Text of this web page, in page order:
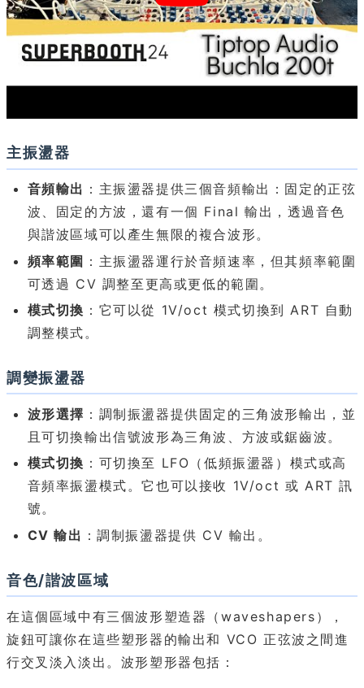
主振盪器
音頻輸出 ：主振盪器提供三個音頻輸出：固定的正弦
波、固定的方波，還有一個 Final 輸出，透過音色
與諧波區域可以產生無限的複合波形。
頻率範圍 ：主振盪器運行於音頻速率，但其頻率範圍
可透過 CV 調整至更高或更低的範圍。
模式切換 ：它可以從 1V/oct 模式切換到 ART 自動
調整模式。
調變振盪器
波形選擇 ：調制振盪器提供固定的三角波形輸出，並
且可切換輸出信號波形為三角波、方波或鋸齒波。
模式切換 ：可切換至 LFO（低頻振盪器）模式或高
音頻率振盪模式。它也可以接收 1V/oct 或 ART 訊
號。
CV 輸出 ：調制振盪器提供 CV 輸出。
音色/諧波區域
在這個區域中有三個波形塑造器（waveshapers），
旋鈕可讓你在這些塑形器的輸出和 VCO 正弦波之間進
行交叉淡入淡出。波形塑形器包括：